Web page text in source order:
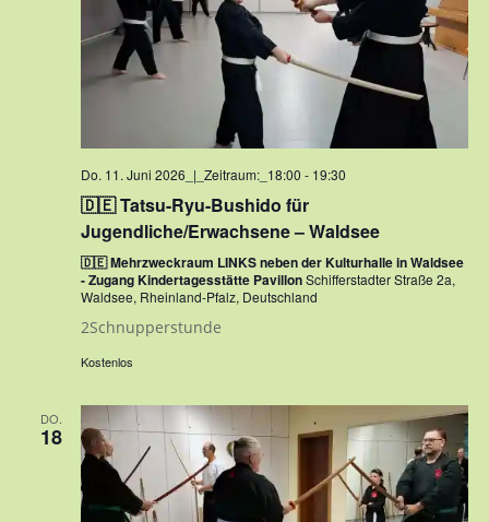
Do. 11. Juni 2026_|_Zeitraum:_18:00 - 19:30
🇩🇪 Tatsu-Ryu-Bushido für
Jugendliche/Erwachsene – Waldsee
🇩🇪 Mehrzweckraum LINKS neben der Kulturhalle in Waldsee
- Zugang Kindertagesstätte PavillonSchifferstadter Straße 2a,
Waldsee, Rheinland-Pfalz, Deutschland
2Schnupperstunde
Kostenlos
DO.
18